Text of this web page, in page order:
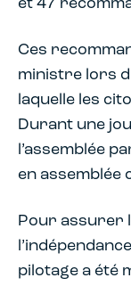
et 47
Ces
ministre lors
laquelle les
Durant une
l’assemblée
en assemblée
Pour assurer
pilotage a été